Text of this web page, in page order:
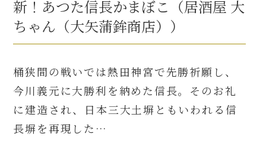
新！あつた信長かまぼこ（居酒屋 大
ちゃん（大矢蒲鉾商店））
桶狭間の戦いでは熱田神宮で先勝祈願し、
今川義元に大勝利を納めた信長。そのお礼
に建造され、日本三大土塀ともいわれる信
長塀を再現した…